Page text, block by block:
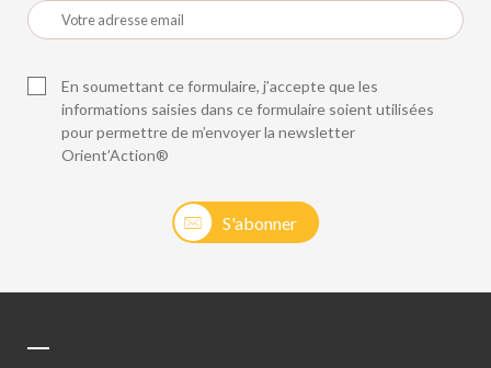
S'abonner
En soumettant ce formulaire, j’accepte que les
informations saisies dans ce formulaire soient utilisées
pour permettre de m’envoyer la newsletter
Orient’Action®